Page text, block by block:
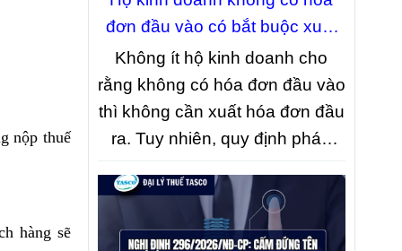
nộp thuế
hàng sẽ
đơn đầu vào có bắt buộc xuất
hóa đơn đầu ra hay không?
Không ít hộ kinh doanh cho
rằng không có hóa đơn đầu vào
thì không cần xuất hóa đơn đầu
ra. Tuy nhiên, quy định pháp
như vậy. Bài viết dưới đây sẽ
làm rõ trường hợp nào hộ kinh
doanh bắt buộc phải xuất hóa